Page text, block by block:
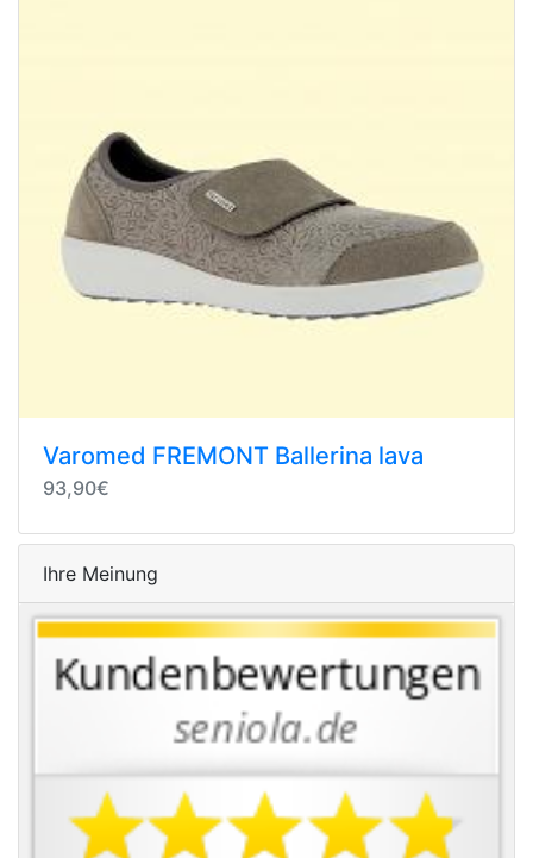
Varomed FREMONT Ballerina lava
93,90€
Ihre Meinung